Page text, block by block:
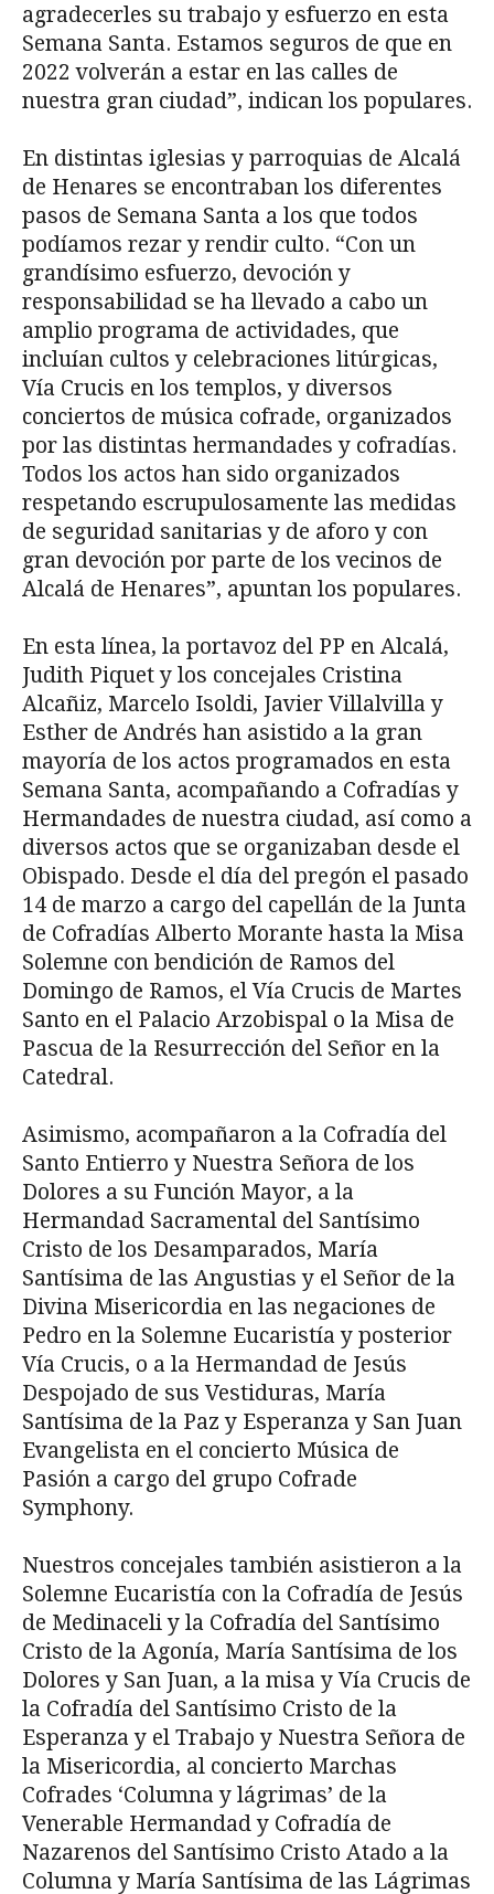
agradecerles su trabajo y esfuerzo en esta
Semana Santa. Estamos seguros de que en
2022 volverán a estar en las calles de
nuestra gran ciudad”, indican los populares.
En distintas iglesias y parroquias de Alcalá
de Henares se encontraban los diferentes
pasos de Semana Santa a los que todos
podíamos rezar y rendir culto. “Con un
grandísimo esfuerzo, devoción y
responsabilidad se ha llevado a cabo un
amplio programa de actividades, que
incluían cultos y celebraciones litúrgicas,
Vía Crucis en los templos, y diversos
conciertos de música cofrade, organizados
por las distintas hermandades y cofradías.
Todos los actos han sido organizados
respetando escrupulosamente las medidas
de seguridad sanitarias y de aforo y con
gran devoción por parte de los vecinos de
Alcalá de Henares”, apuntan los populares.
En esta línea, la portavoz del PP en Alcalá,
Judith Piquet y los concejales Cristina
Alcañiz, Marcelo Isoldi, Javier Villalvilla y
Esther de Andrés han asistido a la gran
mayoría de los actos programados en esta
Semana Santa, acompañando a Cofradías y
Hermandades de nuestra ciudad, así como a
diversos actos que se organizaban desde el
Obispado. Desde el día del pregón el pasado
14 de marzo a cargo del capellán de la Junta
de Cofradías Alberto Morante hasta la Misa
Solemne con bendición de Ramos del
Domingo de Ramos, el Vía Crucis de Martes
Santo en el Palacio Arzobispal o la Misa de
Pascua de la Resurrección del Señor en la
Catedral.
Asimismo, acompañaron a la Cofradía del
Santo Entierro y Nuestra Señora de los
Dolores a su Función Mayor, a la
Hermandad Sacramental del Santísimo
Cristo de los Desamparados, María
Santísima de las Angustias y el Señor de la
Divina Misericordia en las negaciones de
Pedro en la Solemne Eucaristía y posterior
Vía Crucis, o a la Hermandad de Jesús
Despojado de sus Vestiduras, María
Santísima de la Paz y Esperanza y San Juan
Evangelista en el concierto Música de
Pasión a cargo del grupo Cofrade
Symphony.
Nuestros concejales también asistieron a la
Solemne Eucaristía con la Cofradía de Jesús
de Medinaceli y la Cofradía del Santísimo
Cristo de la Agonía, María Santísima de los
Dolores y San Juan, a la misa y Vía Crucis de
la Cofradía del Santísimo Cristo de la
Esperanza y el Trabajo y Nuestra Señora de
la Misericordia, al concierto Marchas
Cofrades ‘Columna y lágrimas’ de la
Venerable Hermandad y Cofradía de
Nazarenos del Santísimo Cristo Atado a la
Columna y María Santísima de las Lágrimas